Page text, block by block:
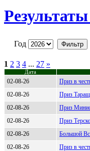
Год
1 2 3 4 ... 27 »
Дата
02-08-26 Приз в
02-08-26
Приз
02-08-26
Приз
02-08-26
Приз
02-08-26
Большой
02-08-26
Приз в